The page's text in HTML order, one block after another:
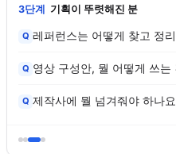
4단계 심사·계약 실무
Q 제작사 미팅에서 뭘 물어봐야
Q 계약서는 어떤 걸 써야 안전
Q 수정 요청, 어떻게 말해야 반